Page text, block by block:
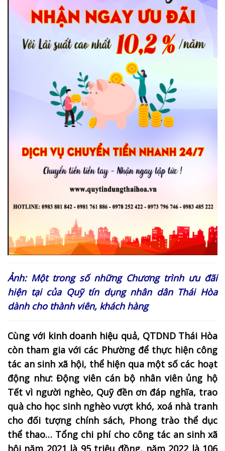
Ảnh: Một trong số những Chương trình ưu đãi
hiện tại của Quỹ tín dụng nhân dân Thái Hòa
dành cho thành viên, khách hàng
Cùng với kinh doanh hiệu quả, QTDND Thái Hòa
còn tham gia với các Phường để thực hiện công
tác an sinh xã hội, thể hiện qua một số các hoạt
động như: Động viên cán bộ nhân viên ủng hộ
Tết vì người nghèo, Quỹ đền ơn đáp nghĩa, trao
quà cho học sinh nghèo vượt khó, xoá nhà tranh
cho đối tượng chính sách, Phong trào thể dục
thể thao… Tổng chi phí cho công tác an sinh xã
hội năm 2021 là 95 triệu đồng, năm 2022 là 106